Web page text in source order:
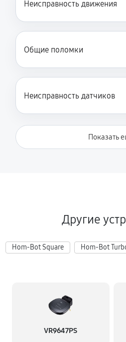
Неисправность движения
Общие поломки
Неисправность датчиков
Показать
Другие
Hom-Bot Square Hom-Bot
VR9647PS